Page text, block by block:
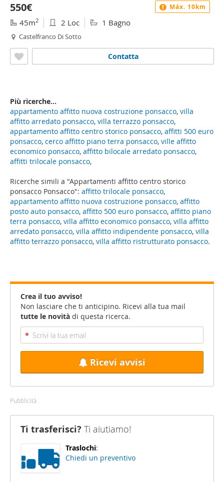
Ricerche simili a "Appartamenti affitto centro storico
ponsacco Ponsacco": affitto trilocale ponsacco,
appartamento affitto nuova costruzione ponsacco, affitto
posto auto ponsacco, affitto 500 euro ponsacco, affitto piano
terra ponsacco, villa affitto economico ponsacco, villa affitto
arredato ponsacco, villa affitto indipendente ponsacco, villa
affitto terrazzo ponsacco, villa affitto ristrutturato ponsacco.
550€
45m2 2 Loc 1 Bagno
Castelfranco Di Sotto
Contatta
Máx. 10km
Più ricerche...
appartamento affitto nuova costruzione ponsacco, villa
affitto arredato ponsacco, villa terrazzo ponsacco,
appartamento affitto centro storico ponsacco, affitti 500 euro
ponsacco, cerco affitto piano terra ponsacco, ville affitto
economico ponsacco, affitto bilocale arredato ponsacco,
affitti trilocale ponsacco,
Crea il tuo avviso!
Non lasciare che ti anticipino. Ricevi alla tua mail
tutte le novità di questa ricerca.
Ricevi avvisi
Pubblicità
Ti trasferisci? Ti aiutiamo!
Traslochi:
Chiedi un preventivo